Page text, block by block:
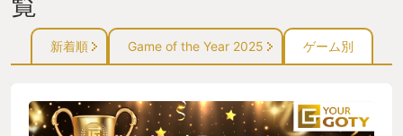
新着順 Game of the Year 2025 ゲーム別